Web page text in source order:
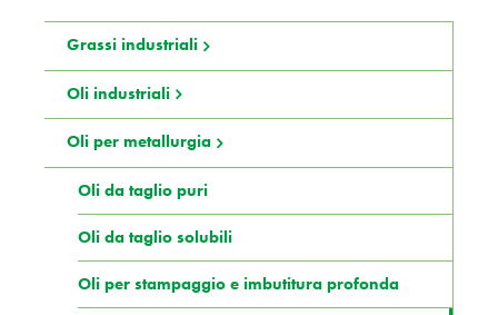
Grassi industriali
Oli industriali
Oli per metallurgia
Oli da taglio puri
Oli da taglio solubili
Oli per stampaggio e imbutitura profonda